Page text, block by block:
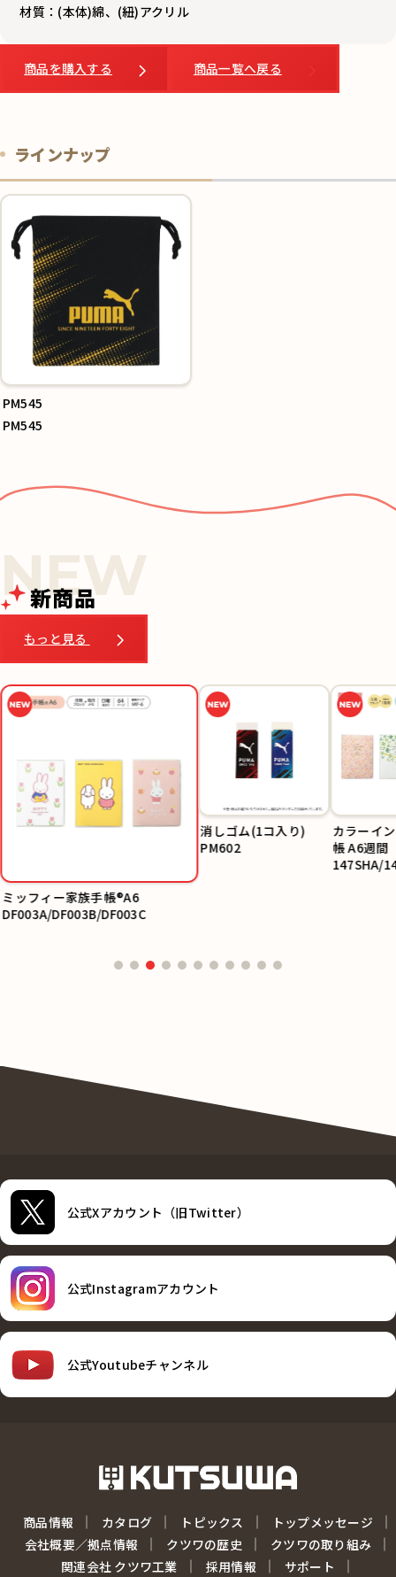
材質：(本体)綿、(紐)アクリル
商品を購入する 商品一覧へ戻る
ラインナップ
PM545
PM545
新商品
もっと見る
ミッフィー家族手帳®A6
DF003A/DF003B/DF003C
消しゴム(1コ入り)
PM602
カラーイ
帳 A6週間
147SHA/
公式Xアカウント（旧Twitter）
公式Instagramアカウント
公式Youtubeチャンネル
商品情報 カタログ トピックス
トップメッセージ
会社概要／拠点情報
クツワの歴史
クツワの取り組み
関連会社 クツワ工業
採用情報 サポート